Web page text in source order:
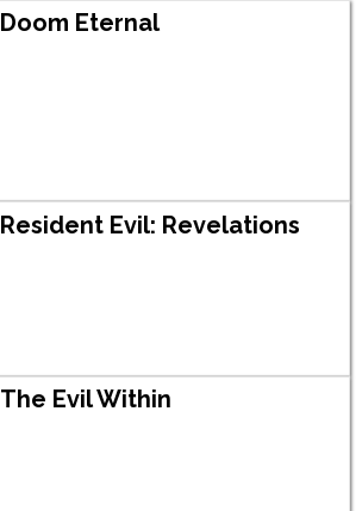
Doom Eternal
Resident Evil: Revelations
The Evil Within